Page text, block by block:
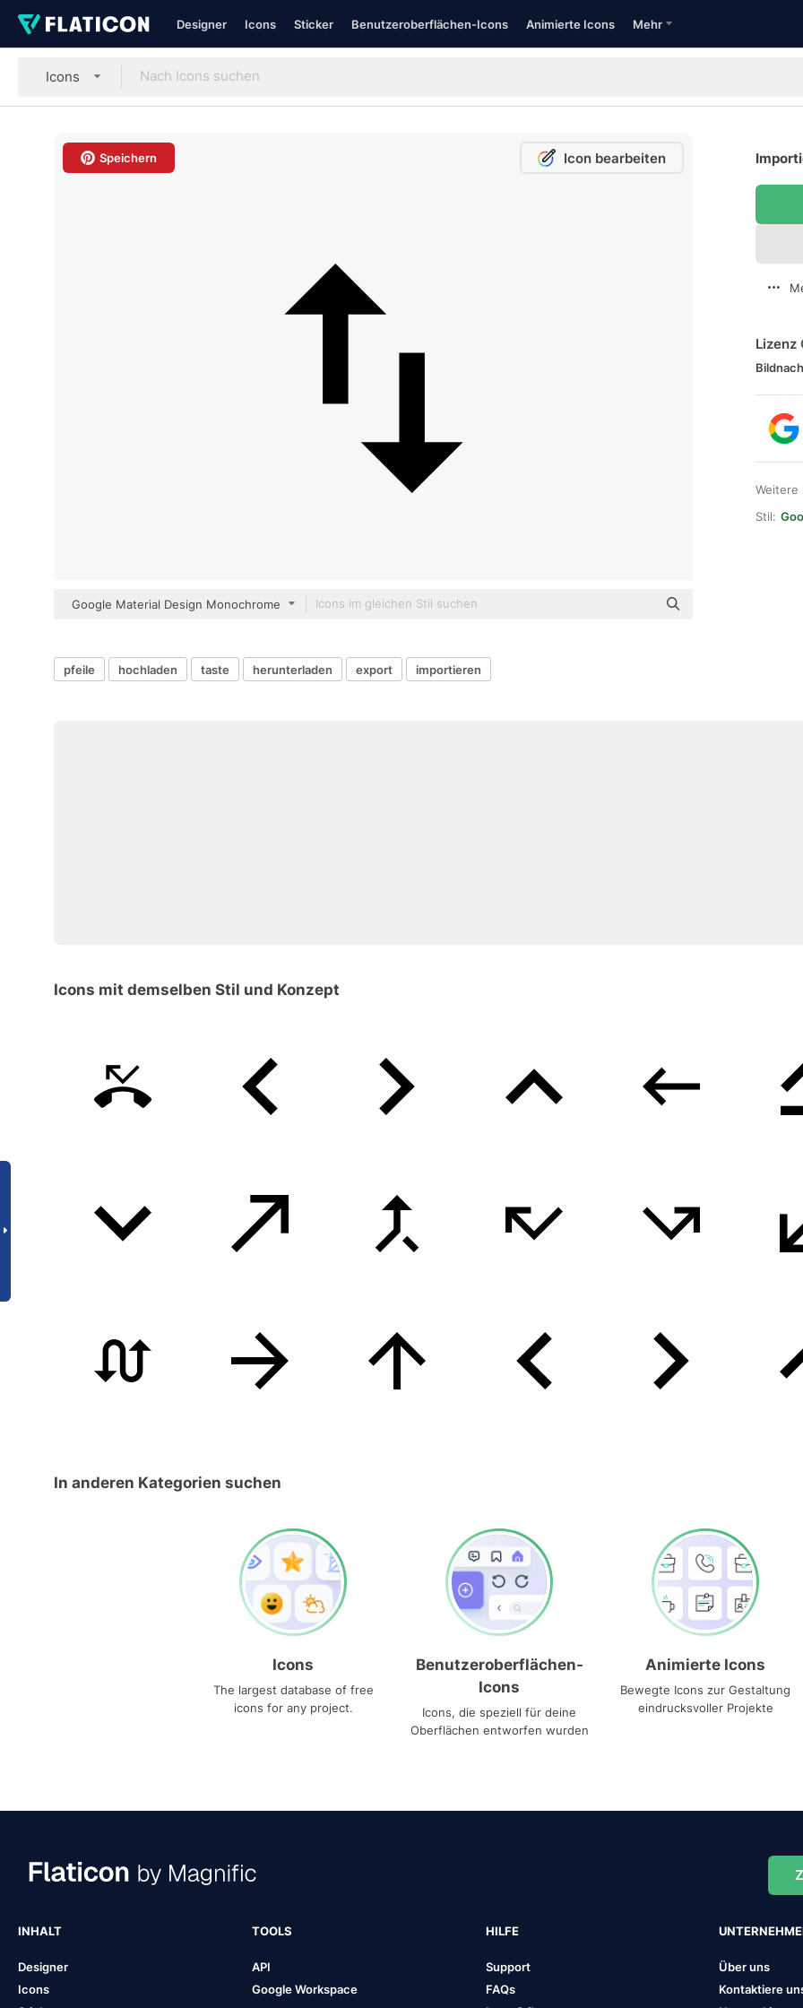
Designer Icons Sticker Benutzeroberflächen-Icons Animierte Icons Mehr
Icons
Speichern Icon bearbeiten
Google Material Design Monochrome
Lizenz
Weitere
Stil:
pfeile hochladen taste herunterladen export importieren
Icons mit demselben Stil und Konzept
In anderen Kategorien suchen
Icons
The largest database of free
icons for any project.
Benutzeroberflächen-
Icons
Icons, die speziell für deine
Oberflächen entworfen wurden
Animierte Icons
Bewegte Icons zur Gestaltung
eindrucksvoller Projekte
INHALT
Designer
Icons
TOOLS
API
Google Workspace
HILFE
Support
FAQs
Über uns
Kontaktiere